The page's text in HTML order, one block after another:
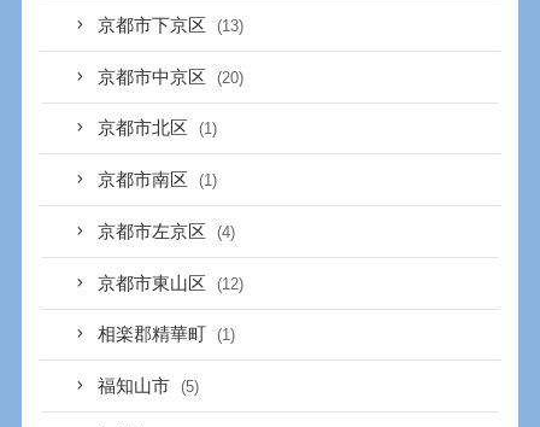
京都市下京区 (13)
京都市中京区 (20)
京都市北区 (1)
京都市南区 (1)
京都市左京区 (4)
京都市東山区 (12)
相楽郡精華町 (1)
福知山市 (5)